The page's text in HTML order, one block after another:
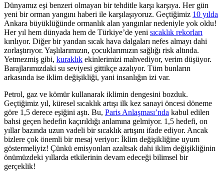
Dünyamız eşi benzeri olmayan bir tehditle karşı karşıya. Her gün
yeni bir orman yangını haberi ile karşılaşıyoruz. Geçtiğimiz 10 yılda
Ankara büyüklüğünde ormanlık alan yangınlar nedeniyle yok oldu!
Her yıl hem dünyada hem de Türkiye’de yeni sıcaklık rekorları
kırılıyor. Diğer bir yandan sıcak hava dalgaları nefes almayı dahi
zorlaştırıyor. Yaşlılarımızın, çocuklarımızın sağlığı risk altında.
Yetmezmiş gibi, kuraklık ekinlerimizi mahvediyor, verim düşüyor.
Barajlarımızdaki su seviyesi gittikçe azalıyor. Tüm bunların
arkasında ise iklim değişikliği, yani insanlığın izi var.
Petrol, gaz ve kömür kullanarak iklimin dengesini bozduk.
Geçtiğimiz yıl, küresel sıcaklık artışı ilk kez sanayi öncesi döneme
göre 1,5 derece eşiğini aştı. Bu, Paris Anlaşması’nda kabul edilen
bahsi geçen hedefin kaçırıldığı anlamına gelmiyor. 1,5 hedefi, on
yıllar bazında uzun vadeli bir sıcaklık artışını ifade ediyor. Ancak
bizlere çok önemli bir mesaj veriyor: İklim değişikliğine uyum
göstermeliyiz! Çünkü emisyonları azaltsak dahi iklim değişikliğinin
önümüzdeki yıllarda etkilerinin devam edeceği bilimsel bir
gerçeklik!